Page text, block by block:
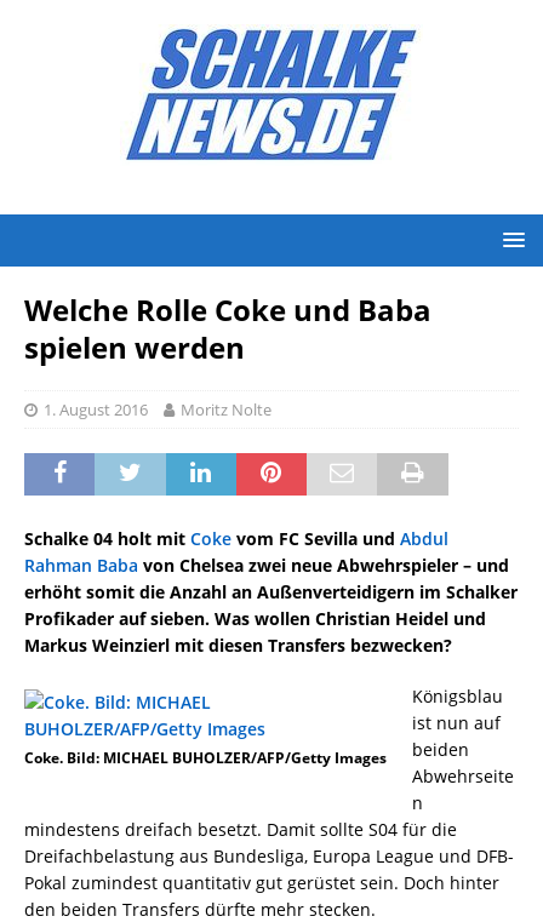
Welche Rolle Coke und Baba
spielen werden
1. August 2016 Moritz Nolte
Schalke 04 holt mit Coke vom FC Sevilla und Abdul
Rahman Baba von Chelsea zwei neue Abwehrspieler – und
erhöht somit die Anzahl an Außenverteidigern im Schalker
Profikader auf sieben. Was wollen Christian Heidel und
Markus Weinzierl mit diesen Transfers bezwecken?
Coke. Bild: MICHAEL BUHOLZER/AFP/Getty Images
Königsblau
ist nun auf
beiden
Abwehrseite
n
mindestens dreifach besetzt. Damit sollte S04 für die
Dreifachbelastung aus Bundesliga, Europa League und DFB-
Pokal zumindest quantitativ gut gerüstet sein. Doch hinter
den beiden Transfers dürfte mehr stecken.